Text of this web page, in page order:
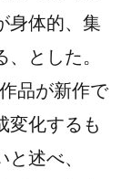
身体的、集
とした。
品が新作で
変化するも
述べ、